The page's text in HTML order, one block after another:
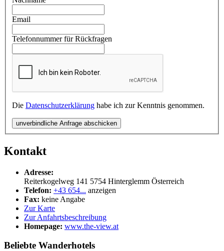
Email
Telefonnummer für Rückfragen
Die Datenschutzerklärung habe ich zur Kenntnis genommen.
unverbindliche Anfrage abschicken
Kontakt
Adresse:
Reiterkogelweg 141 5754 Hinterglemm Österreich
Telefon: +43 654... anzeigen
Fax: keine Angabe
Zur Karte
Zur Anfahrtsbeschreibung
Homepage: www.the-view.at
Beliebte Wanderhotels